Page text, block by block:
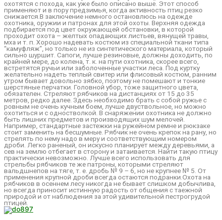
охотятся с похода, как уже было описано выше. Этот способ
применяют и в пору предзимья, когда активность птиц резко
снижается.В заключение немного остановлюсь на одежде
охотника, оружии и патронах для этой охоты. Верхняя одежда
подбирается под цвет окружающей обстановки, в которой
проходит охота – желтых опадающих листьев, вянущей травы,
мха и т. п. Хорошо надевать костюм из специальной ткани типа
“камуфляж”, но только не из синтетического материала, который
сильно шуршит. Сапоги, лучше резиновые, должны доходить, по
крайней мере, до колена, т. к. на пути охотника, скорее всего,
встретятся ручьи или заболоченные участки леса. Под куртку
желательно надеть теплый свитер или флисовый костюм, ранним
утром бывает довольно зябко, поэтому не помешают и тонкие
шерстяные перчатки. Головной убор, тоже защитного цвета,
обязателен. Стреляют рябчиков на дистанциях от 15 до 35
метров, редко далее. Здесь необходимо брать с собой ружье с
ровным не очень кучным боем, лучше двуствольное, но можно
охотиться и с одностволкой. В снаряжении охотника не должно
быть лишних предметов и производящих шум мелочей.
Например, стандартные застежки на ружейном ремне и рюкзаке
стоит заменить на бесшумные. Рябчик не очень крепок на рану, но
стрелять по нему надо в меру и соответствующим номером
дроби. Легко раненый, он искусно планирует между деревьями, а
сев на землю отбегает в сторону и затаивается. Найти такую птицу
практически невозможно. Лучше всего использовать для
стрельбы рябчиков те же патроны, которыми стреляют
вальдшнепов на тяге, т. е. дробь № 9 – 6, но не крупнее № 5. От
применения крупной дроби всегда остаются подранки.Охота на
рябчиков в осеннем лесу никогда не бывает слишком добычлива,
но всегда приносит истинную радость от общения с таежной
природой и от наблюдения за этой удивительной пестрогрудой
птицей.